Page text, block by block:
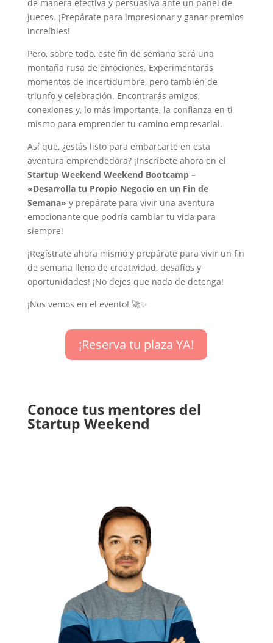
de manera efectiva y persuasiva ante un panel de
jueces. ¡Prepárate para impresionar y ganar premios
increíbles!
Pero, sobre todo, este fin de semana será una
montaña rusa de emociones. Experimentarás
momentos de incertidumbre, pero también de
triunfo y celebración. Encontrarás amigos,
conexiones y, lo más importante, la confianza en ti
mismo para emprender tu camino empresarial.
Así que, ¿estás listo para embarcarte en esta
aventura emprendedora? ¡Inscríbete ahora en el
Startup Weekend Weekend Bootcamp –
«Desarrolla tu Propio Negocio en un Fin de
Semana» y prepárate para vivir una aventura
emocionante que podría cambiar tu vida para
siempre!
¡Regístrate ahora mismo y prepárate para vivir un fin
de semana lleno de creatividad, desafíos y
oportunidades! ¡No dejes que nada de detenga!
¡Nos vemos en el evento! 🚀✨
¡Reserva tu plaza YA!
Conoce tus mentores del
Startup Weekend